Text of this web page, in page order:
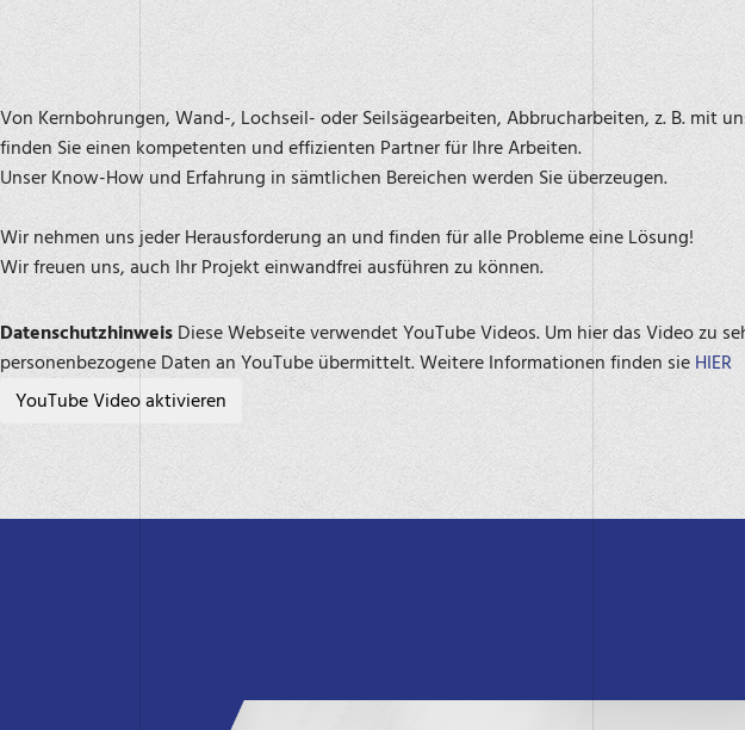
Von Kernbohrungen, Wand-, Lochseil- oder Seilsägearbeiten, Abbrucharbeiten, z. B. mit
finden Sie einen kompetenten und effizienten Partner für Ihre Arbeiten.
Unser Know-How und Erfahrung in sämtlichen Bereichen werden Sie überzeugen.
Wir nehmen uns jeder Herausforderung an und finden für alle Probleme eine Lösung!
Wir freuen uns, auch Ihr Projekt einwandfrei ausführen zu können.
DatenschutzhinweisDiese Webseite verwendet YouTube Videos. Um hier das Video zu
personenbezogene Daten an YouTube übermittelt. Weitere Informationen finden sieHIER